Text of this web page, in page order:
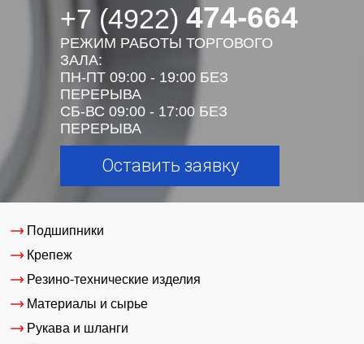
+7 (4922) 474-664
РЕЖИМ РАБОТЫ ТОРГОВОГО
ЗАЛА:
ПН-ПТ 09:00 - 19:00 БЕЗ
ПЕРЕРЫВА
СБ-ВС 09:00 - 17:00 БЕЗ
ПЕРЕРЫВА
Оставить заявку
Подшипники
Крепеж
Резино-технические изделия
Материалы и сырье
Рукава и шланги